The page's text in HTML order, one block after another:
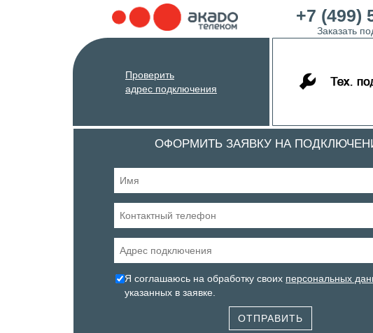
+7 (499)
Заказать
Проверить
адрес подключения
ОФОРМИТЬ ЗАЯВКУ НА
Я соглашаюсь на обработку своих персональных
указанных в заявке.
ОТПРАВИТЬ